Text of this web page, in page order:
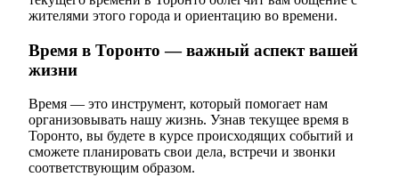
жителями этого города и ориентацию во времени.
Время в Торонто — важный аспект вашей
жизни
Время — это инструмент, который помогает нам
организовывать нашу жизнь. Узнав текущее время в
Торонто, вы будете в курсе происходящих событий и
сможете планировать свои дела, встречи и звонки
соответствующим образом.